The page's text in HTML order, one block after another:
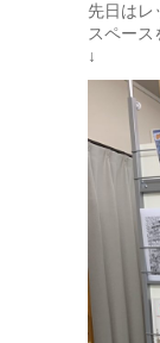
先日はレ
スペース
↓